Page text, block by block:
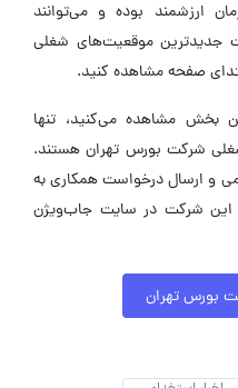
ارزشمند بوده و می‌توانند
جدیدترین موقعیت‌های شغلی
صفحه مشاهده کنید.
بخش مشاهده می‌کنید، تنها
شرکت بورس تهران هستند.
و ارسال درخواست همکاری به
این شرکت در سایت جاب‌ویژن
بورس تهران